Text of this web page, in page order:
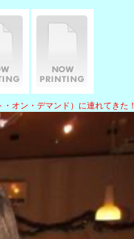
オン・デマンド）に連れてきた！